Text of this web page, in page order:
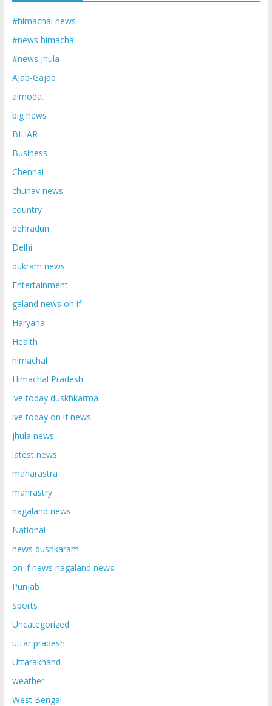
#himachal news
#news himachal
#news jhula
Ajab-Gajab
almoda.
big news
BIHAR
Business
Chennai
chunav news
country
dehradun
Delhi
dukram news
Entertainment
galand news on if
Haryana
Health
himachal
Himachal Pradesh
ive today duskhkarma
ive today on if news
jhula news
latest news
maharastra
mahrastry
nagaland news
National
news dushkaram
on if news nagaland news
Punjab
Sports
Uncategorized
uttar pradesh
Uttarakhand
weather
West Bengal